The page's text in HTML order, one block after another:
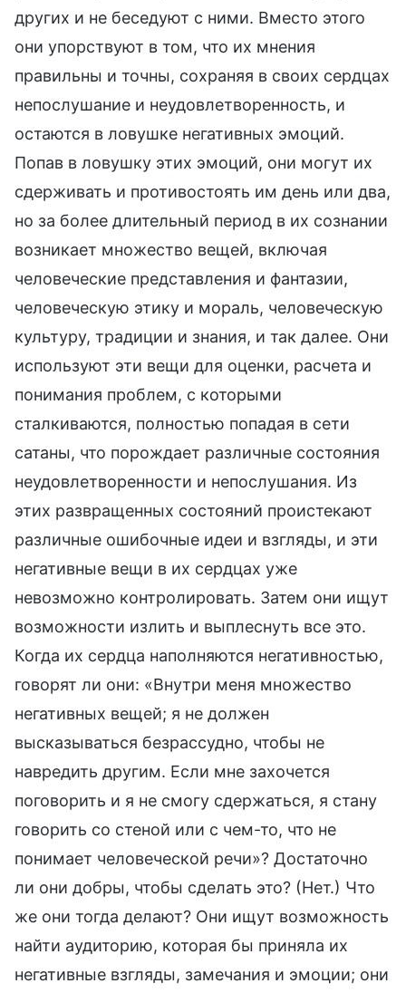
других и не беседуют с ними. Вместо этого
они упорствуют в том, что их мнения
правильны и точны, сохраняя в своих сердцах
непослушание и неудовлетворенность, и
остаются в ловушке негативных эмоций.
Попав в ловушку этих эмоций, они могут их
сдерживать и противостоять им день или два,
но за более длительный период в их сознании
возникает множество вещей, включая
человеческие представления и фантазии,
человеческую этику и мораль, человеческую
культуру, традиции и знания, и так далее. Они
используют эти вещи для оценки, расчета и
понимания проблем, с которыми
сталкиваются, полностью попадая в сети
сатаны, что порождает различные состояния
неудовлетворенности и непослушания. Из
этих развращенных состояний проистекают
различные ошибочные идеи и взгляды, и эти
негативные вещи в их сердцах уже
невозможно контролировать. Затем они ищут
возможности излить и выплеснуть все это.
Когда их сердца наполняются негативностью,
говорят ли они: «Внутри меня множество
негативных вещей; я не должен
высказываться безрассудно, чтобы не
навредить другим. Если мне захочется
поговорить и я не смогу сдержаться, я стану
говорить со стеной или с чем-то, что не
понимает человеческой речи»? Достаточно
ли они добры, чтобы сделать это? (Нет.) Что
же они тогда делают? Они ищут возможность
найти аудиторию, которая бы приняла их
негативные взгляды, замечания и эмоции; они